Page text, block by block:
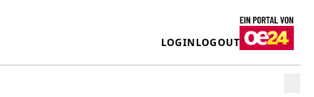
LOGINLOGOUT